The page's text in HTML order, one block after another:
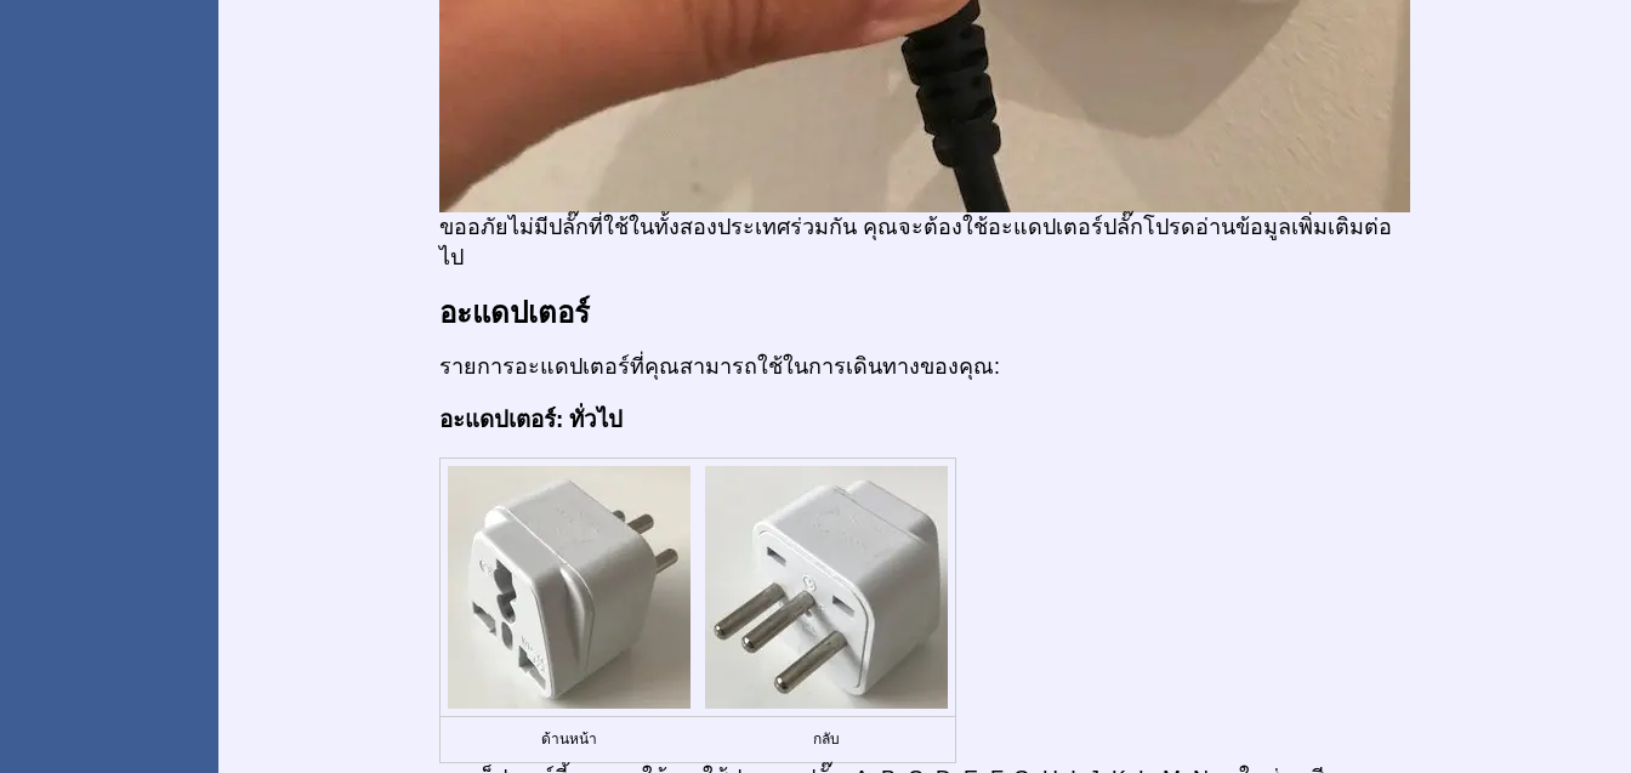
ขออภัยไม่มีปลั๊กที่ใช้ในทั้งสองประเทศร่วมกัน คุณจะต้องใช้อะแดปเตอร์ปลั๊กโปรดอ่านข้อมูลเพิ่มเติมต่อ
ไป
อะแดปเตอร์
รายการอะแดปเตอร์ที่คุณสามารถใช้ในการเดินทางของคุณ:
อะแดปเตอร์: ทั่วไป
ด้านหน้า กลับ